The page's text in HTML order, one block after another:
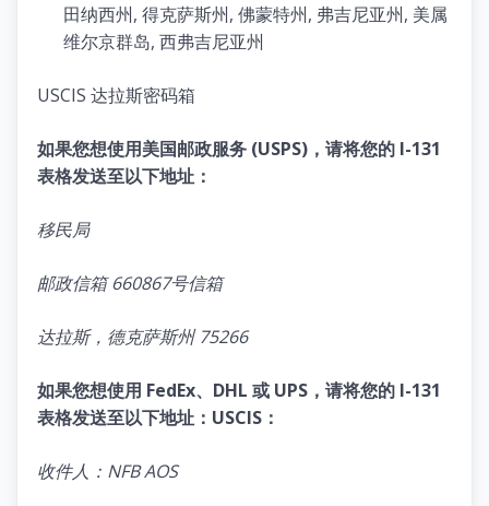
田纳西州, 得克萨斯州, 佛蒙特州, 弗吉尼亚州, 美属
维尔京群岛, 西弗吉尼亚州
USCIS 达拉斯密码箱
如果您想使用美国邮政服务 (USPS)，请将您的 I-131
表格发送至以下地址：
移民局
邮政信箱 660867号信箱
达拉斯，德克萨斯州 75266
如果您想使用 FedEx、DHL 或 UPS，请将您的 I-131
表格发送至以下地址：USCIS：
收件人：NFB AOS